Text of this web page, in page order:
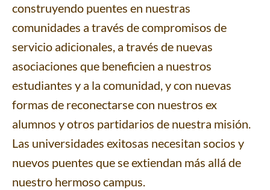
construyendo puentes en nuestras
comunidades a través de compromisos de
servicio adicionales, a través de nuevas
asociaciones que beneficien a nuestros
estudiantes y a la comunidad, y con nuevas
formas de reconectarse con nuestros ex
alumnos y otros partidarios de nuestra misión.
Las universidades exitosas necesitan socios y
nuevos puentes que se extiendan más allá de
nuestro hermoso campus.